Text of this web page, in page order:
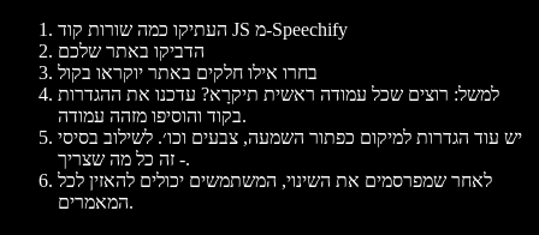
העתיקו כמה שורות קוד JS מ-Speechify
הדביקו באתר שלכם
בחרו אילו חלקים באתר יוקראו בקול
למשל: רוצים שכל עמודה ראשית תיקרָא? עדכנו את ההגדרות
בקוד והוסיפו מזהה עמודה.
יש עוד הגדרות למיקום כפתור השמעה, צבעים וכו׳. לשילוב בסיסי
- זה כל מה שצריך.
לאחר שמפרסמים את השינוי, המשתמשים יכולים להאזין לכל
המאמרים.